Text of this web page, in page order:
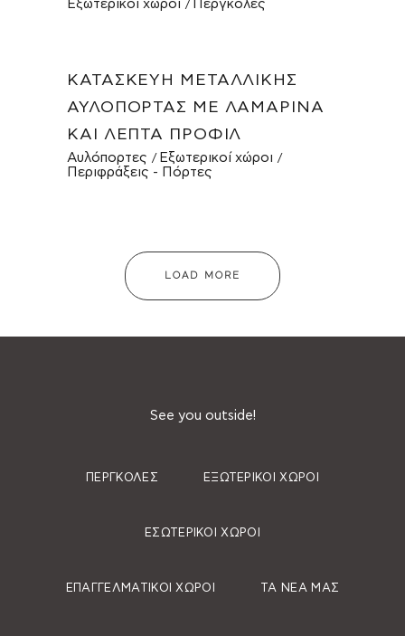
Εξωτερικοί χώροι Πέργκολες
ΚΑΤΑΣΚΕΥΉ ΜΕΤΑΛΛΙΚΉΣ
ΑΥΛΌΠΟΡΤΑΣ ΜΕ ΛΑΜΑΡΊΝΑ
ΚΑΙ ΛΕΠΤΆ ΠΡΟΦΊΛ
Αυλόπορτες
Εξωτερικοί χώροι
Περιφράξεις - Πόρτες
LOAD MORE
See you outside!
ΠΈΡΓΚΟΛΕΣ ΕΞΩΤΕΡΙΚΟΊ ΧΏΡΟΙ
ΕΣΩΤΕΡΙΚΟΊ ΧΏΡΟΙ
ΕΠΑΓΓΕΛΜΑΤΙΚΟΊ ΧΏΡΟΙ ΤΑ ΝΈΑ ΜΑΣ